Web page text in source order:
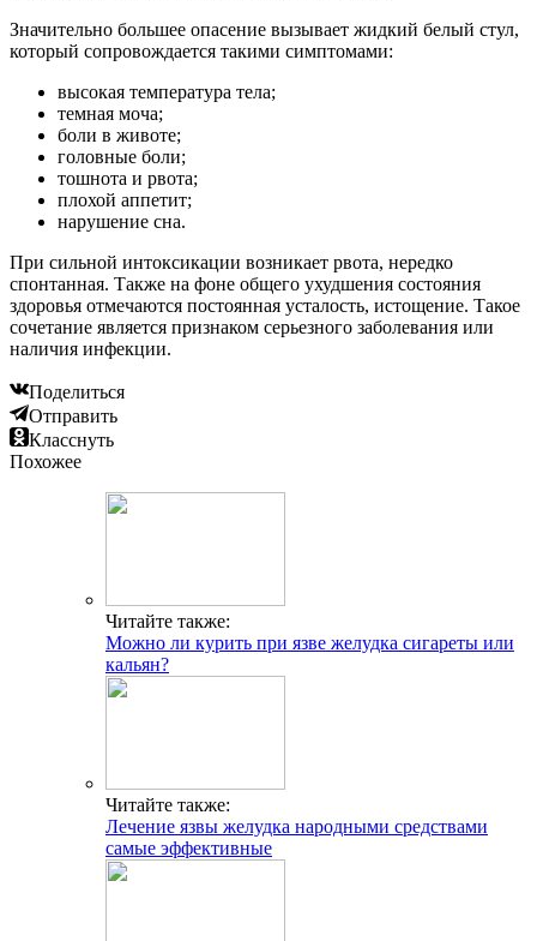
Значительно большее опасение вызывает жидкий белый стул,
который сопровождается такими симптомами:
высокая температура тела;
темная моча;
боли в животе;
головные боли;
тошнота и рвота;
плохой аппетит;
нарушение сна.
При сильной интоксикации возникает рвота, нередко
спонтанная. Также на фоне общего ухудшения состояния
здоровья отмечаются постоянная усталость, истощение. Такое
сочетание является признаком серьезного заболевания или
наличия инфекции.
Поделиться
Отправить
Класснуть
Похожее
Читайте также:
Можно ли курить при язве желудка сигареты или
кальян?
Читайте также:
Лечение язвы желудка народными средствами
самые эффективные